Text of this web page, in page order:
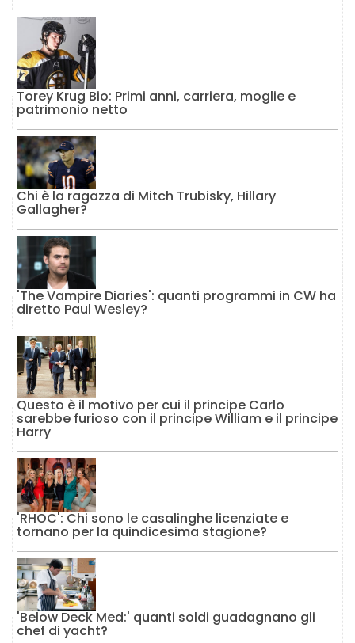
Torey Krug Bio: Primi anni, carriera, moglie e
patrimonio netto
Chi è la ragazza di Mitch Trubisky, Hillary
Gallagher?
'The Vampire Diaries': quanti programmi in CW ha
diretto Paul Wesley?
Questo è il motivo per cui il principe Carlo
sarebbe furioso con il principe William e il principe
Harry
'RHOC': Chi sono le casalinghe licenziate e
tornano per la quindicesima stagione?
'Below Deck Med:' quanti soldi guadagnano gli
chef di yacht?